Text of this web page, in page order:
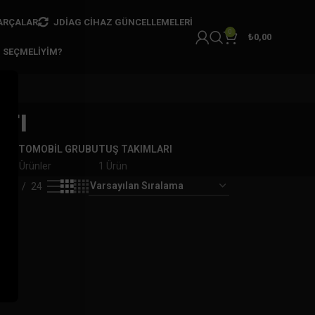
JDIAG CIHAZ GÜNCELLEMELERI
0
₺0,00
OTOMOBİL GRUBU
7 Ürünler
TUŞ TAKIMLARI
1 Ürün
24